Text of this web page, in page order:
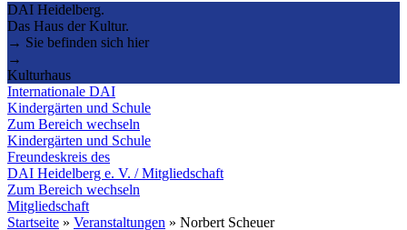
DAI Heidelberg.
Das Haus der Kultur.
→ Sie befinden sich hier
→
Kulturhaus
Internationale DAI
Kindergärten und Schule
Zum Bereich wechseln
Kindergärten und Schule
Freundeskreis des
DAI Heidelberg e. V. / Mitgliedschaft
Zum Bereich wechseln
Mitgliedschaft
Startseite » Veranstaltungen » Norbert Scheuer